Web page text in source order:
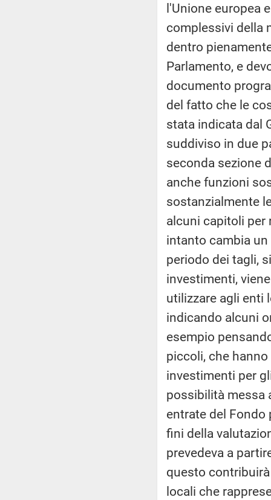
l'Unione europea
complessivi della
dentro
Parlamento, e
documento
del fatto che le
stata indicata dal
suddiviso in due
seconda sezione
anche funzioni
sostanzialmente
alcuni capitoli per
intanto cambia
periodo dei tagli,
investimenti,
utilizzare agli enti
indicando alcuni
esempio
piccoli, che
investimenti per
possibilità messa
entrate del
fini della
prevedeva a
questo
locali che